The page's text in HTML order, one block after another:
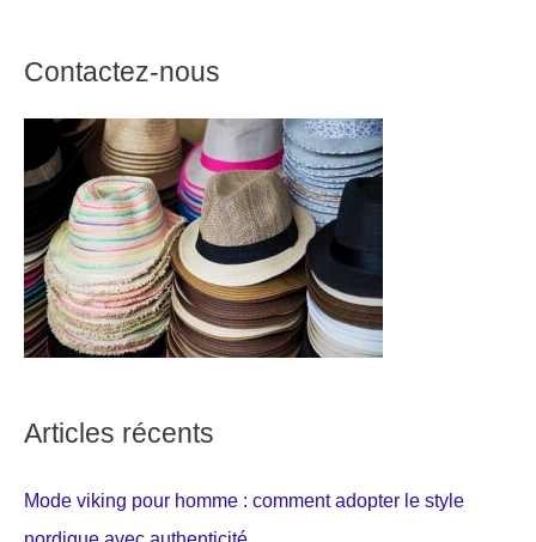
Contactez-nous
Articles récents
Mode viking pour homme : comment adopter le style